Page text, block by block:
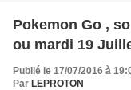
Pokemon Go ,
ou mardi 19
Publié le 17/07/2016 à
Par LEPROTON